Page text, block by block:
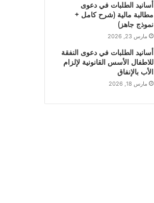
أسانيد الطلبات في دعوى
مطالبة مالية (شرح كامل +
نموذج جاهز)
مارس 23, 2026
أسانيد الطلبات في دعوى النفقة
للاطفال الأسس القانونية لإلزام
الأب بالإنفاق
مارس 18, 2026